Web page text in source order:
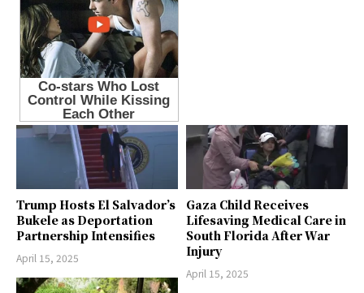
Trump Hosts El Salvador’s
Bukele as Deportation
Partnership Intensifies
April 15, 2025
Gaza Child Receives
Lifesaving Medical Care in
South Florida After War
Injury
April 15, 2025